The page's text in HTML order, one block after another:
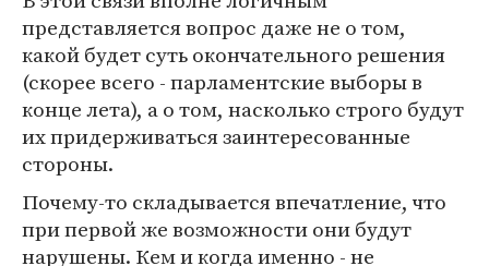
представляется вопрос даже не о том,
какой будет суть окончательного решения
(скорее всего - парламентские выборы в
конце лета), а о том, насколько строго будут
их придерживаться заинтересованные
стороны.
Почему-то складывается впечатление, что
при первой же возможности они будут
нарушены. Кем и когда именно - не